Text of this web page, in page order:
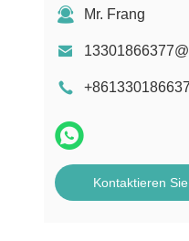
Mr. Frang
Kontaktieren